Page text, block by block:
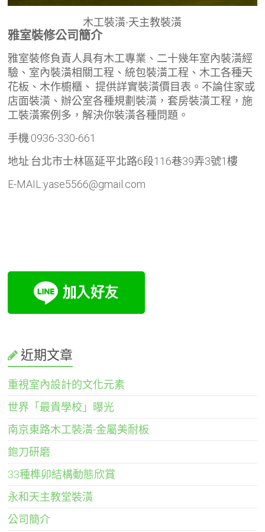
木工裝潢-天主教裝潢
雅室裝修公司簡介
雅室裝修負責人具有木工專業、二十幾年室內裝潢經
驗、室內裝潢相關工程、統包裝潢工程、木工各種天
花板、木作櫥櫃、 提供詳實裝潢價目表。不論住家或
店面裝潢、辦公室各種規劃裝潢，套房裝潢工程，施
工裝潢案例多，解決你裝潢各種問題。
手機:0936-330-661
地址:台北市士林區延平北路6段116巷39弄3號1樓
E-MAIL:yase5566@gmail.com
近期文章
重視室內設計的文化元素
世界「最貴學校」曝光
南京東路木工裝潢-金屬美耐板
鉋刀研磨
33種榫卯結構動態欣賞
永和天主教堂裝潢
公司簡介